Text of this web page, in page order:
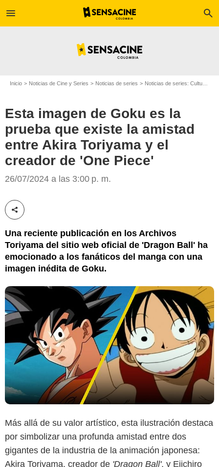
menu search
Inicio Noticias de Cine y Series Noticias de series Noticias de series: Cultura Series
Esta imagen de Goku es la
prueba que existe la amistad
entre Akira Toriyama y el
creador de 'One Piece'
26/07/2024 a las 3:00 p. m.
Compartir esta noticia
Una reciente publicación en los Archivos
Toriyama del sitio web oficial de 'Dragon Ball' ha
emocionado a los fanáticos del manga con una
imagen inédita de Goku.
Más allá de su valor artístico, esta ilustración destaca
por simbolizar una profunda amistad entre dos
gigantes de la industria de la animación japonesa:
Akira Toriyama, creador de 'Dragon Ball', y Eiichiro